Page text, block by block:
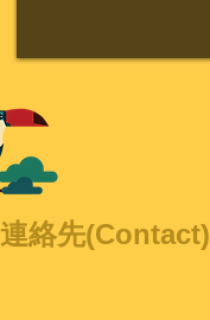
連絡先(Contact)